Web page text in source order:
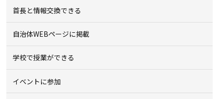
首長と情報交換できる
自治体WEBページに掲載
学校で授業ができる
イベントに参加